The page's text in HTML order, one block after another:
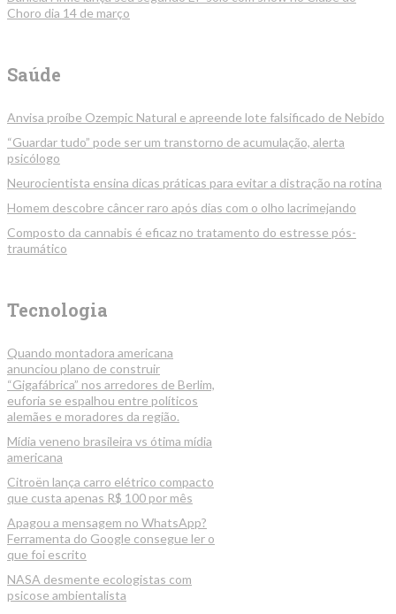
Choro dia 14 de março
Saúde
Anvisa proíbe Ozempic Natural e apreende lote falsificado de Nebido
“Guardar tudo” pode ser um transtorno de acumulação, alerta
psicólogo
Neurocientista ensina dicas práticas para evitar a distração na rotina
Homem descobre câncer raro após dias com o olho lacrimejando
Composto da cannabis é eficaz no tratamento do estresse pós-
traumático
Tecnologia
Quando montadora americana
anunciou plano de construir
“Gigafábrica” nos arredores de Berlim,
euforia se espalhou entre políticos
alemães e moradores da região.
Mídia veneno brasileira vs ótima mídia
americana
Citroën lança carro elétrico compacto
que custa apenas R$ 100 por mês
Apagou a mensagem no WhatsApp?
Ferramenta do Google consegue ler o
que foi escrito
NASA desmente ecologistas com
psicose ambientalista